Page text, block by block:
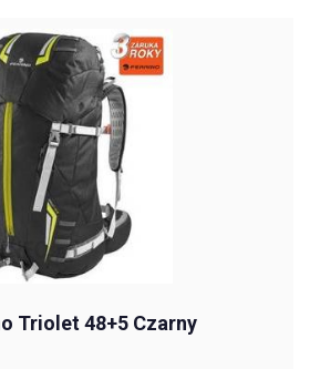
Triolet 48+5 Czarny